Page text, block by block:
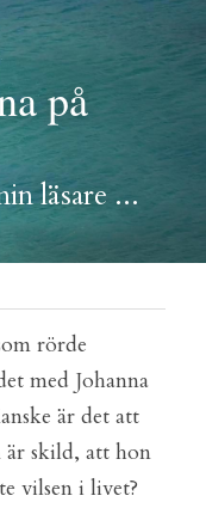
på
läsare ...
rörde
med Johanna
är det att
är skild, att hon
vilsen i livet?